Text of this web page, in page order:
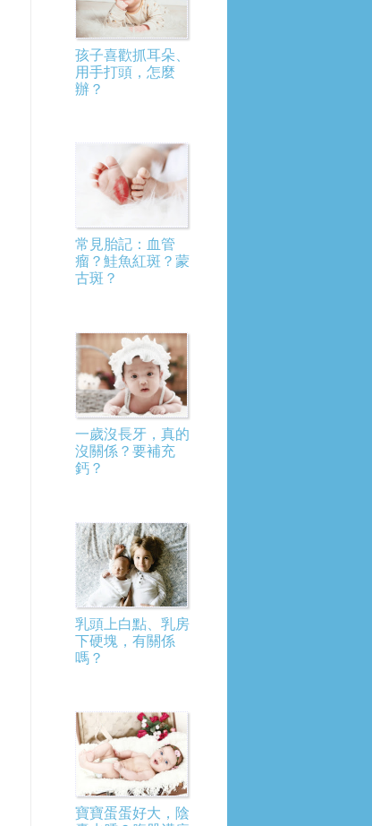
孩子喜歡抓耳朵、
用手打頭，怎麼
辦？
常見胎記：血管
瘤？鮭魚紅斑？蒙
古斑？
一歲沒長牙，真的
沒關係？要補充
鈣？
乳頭上白點、乳房
下硬塊，有關係
嗎？
寶寶蛋蛋好大，陰